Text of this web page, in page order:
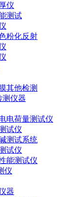
仪
测试
粉化反射
其他检测
测仪器
电荷量测试仪
试仪
测试系统
试仪
能测试仪
仪
器